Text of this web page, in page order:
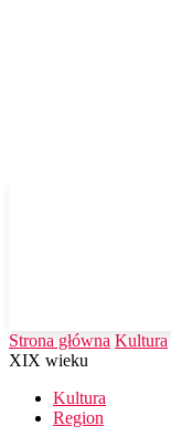
Strona główna Kultura
XIX wieku
Kultura
Region